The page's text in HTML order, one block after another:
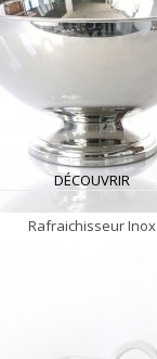
DÉCOUVRIR
Rafraichisseur Inox